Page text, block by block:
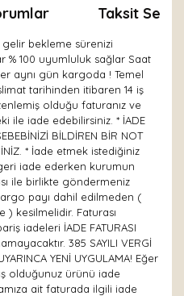
Taksit
bekleme sürenizi
% 100 uyumluluk sağlar Saat
aynı gün kargoda ! Temel
tarihinden itibaren 14 iş
olduğu faturanız ve
ile iade edebilirsiniz. * İADE
BİLDİREN BİR NOT
* İade etmek istediğiniz
iade ederken kurumun
ile birlikte göndermeniz
payı dahil edilmeden (
) kesilmelidir. Faturası
iadeleri İADE FATURASI
385 SAYILI VERGİ
YENİ UYGULAMA! Eğer
olduğunuz ürünü iade
ait faturada ilgili iade